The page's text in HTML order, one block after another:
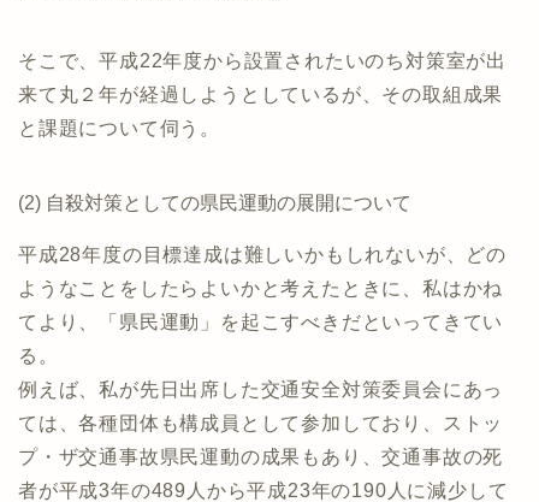
そこで、平成22年度から設置されたいのち対策室が出
来て丸２年が経過しようとしているが、その取組成果
と課題について伺う。
(2) 自殺対策としての県民運動の展開について
平成28年度の目標達成は難しいかもしれないが、どの
ようなことをしたらよいかと考えたときに、私はかね
てより、「県民運動」を起こすべきだといってきてい
る。
例えば、私が先日出席した交通安全対策委員会にあっ
ては、各種団体も構成員として参加しており、ストッ
プ・ザ交通事故県民運動の成果もあり、交通事故の死
者が平成3年の489人から平成23年の190人に減少して